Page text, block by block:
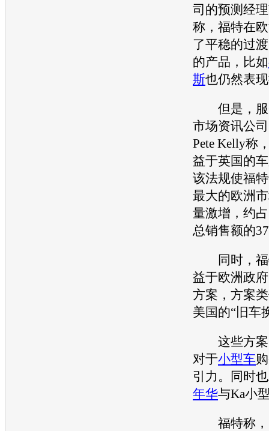
司的预测经
称， 福特在
了平稳的过
的产品，比如
斯也仍然表
但是，服
市场资讯公
Pete Kelly称
益于英国的
该法规使福特
最大的欧洲
量激增，约
总销售额的
同时，
益于欧洲政
方案，方案
美国的“旧车
这些方案
对于小型车
引力。同时
年华与Ka小
福特称